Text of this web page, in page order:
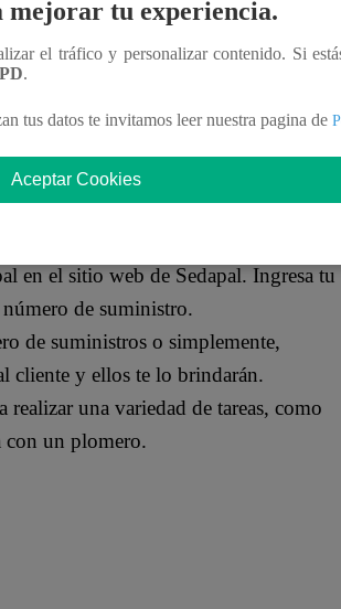
SEDAPAL
se encuentra en tu medidor de
en el sitio web de Sedapal. Ingresa tu
de suministro.
de suministros o simplemente,
cliente y ellos te lo brindarán.
una variedad de tareas, como
con un plomero.
mejorar tu experiencia.
el tráfico y personalizar contenido. Si
.
tus datos te invitamos leer nuestra pagina de
Aceptar Cookies